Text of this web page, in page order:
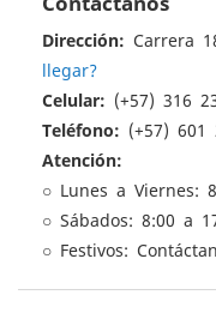
Dirección: Carrera
llegar?
Celular: (+57) 316
Teléfono: (+57) 601
Atención:
○ Lunes a Viernes:
○ Sábados: 8:00 a
○ Festivos: